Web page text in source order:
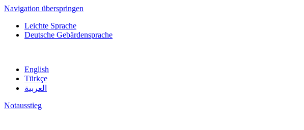
Navigation überspringen
Leichte Sprache
Deutsche Gebärdensprache
English
Türkçe
العربية
Notausstieg